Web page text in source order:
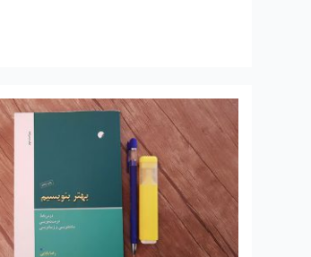
گرته‌برداری
دستوری
نوشته
رضا
بابایی